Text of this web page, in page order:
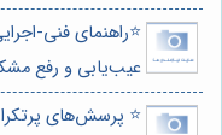
⭐️راهنمای فنی-
عیب‌یابی و رفع
⭐️ پرسش‌های